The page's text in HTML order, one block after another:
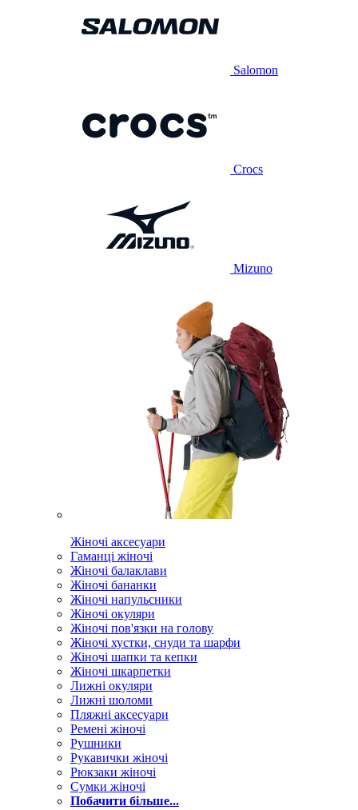
Salomon
Crocs
Mizuno
Жіночі аксесуари
Гаманці жіночі
Жіночі балаклави
Жіночі бананки
Жіночі напульсники
Жіночі окуляри
Жіночі пов'язки на голову
Жіночі хустки, снуди та шарфи
Жіночі шапки та кепки
Жіночі шкарпетки
Лижні окуляри
Лижні шоломи
Пляжні аксесуари
Ремені жіночі
Рушники
Рукавички жіночі
Рюкзаки жіночі
Сумки жіночі
Побачити більше...